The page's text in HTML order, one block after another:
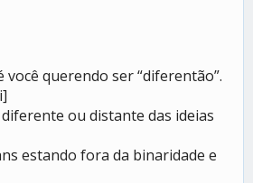
querendo ser “diferentão”.
ou distante das ideias
estando fora da binaridade e